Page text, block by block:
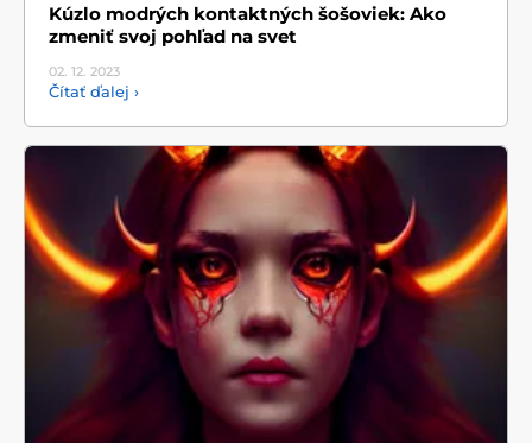
Kúzlo modrých kontaktných šošoviek: Ako
zmeniť svoj pohľad na svet
02. 12. 2023
Čítať ďalej ›